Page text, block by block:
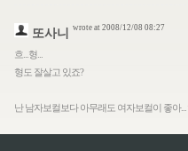
또사니 wrote at 2008/12/08 08:27
흐...형...
형도 잘살고 있죠?
난 남자보컬보다 아무래도 여자보컬이 좋아